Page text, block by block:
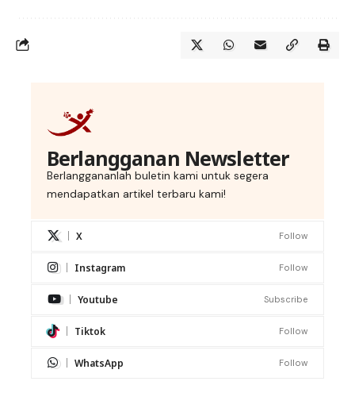
Berlangganan Newsletter
Berlanggananlah buletin kami untuk segera
mendapatkan artikel terbaru kami!
X Follow
Instagram Follow
Youtube Subscribe
Tiktok Follow
WhatsApp Follow